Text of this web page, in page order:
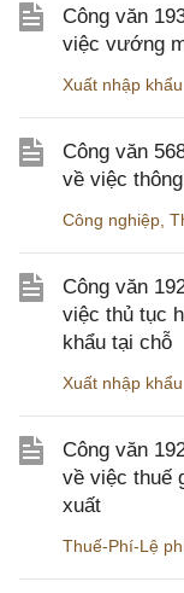
Công văn
việc vướng
Xuất nhập khẩu
Công văn
về việc
Công nghiệp
Công văn
việc thủ tục
khẩu tại chỗ
Xuất nhập khẩu
Công văn
về việc thuế
xuất
Thuế-Phí-Lệ